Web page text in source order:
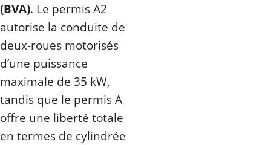
(BVA). Le permis A2
autorise la conduite de
deux-roues motorisés
d’une puissance
maximale de 35 kW,
tandis que le permis A
offre une liberté totale
en termes de cylindrée